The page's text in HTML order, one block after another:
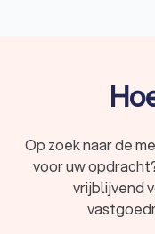
woning in
Huur of verhuur:
of verhuur van
Taxatie: voor het
taxatierapport
woning. Het
Op zoek naar de
voor uw
vrijblijvend